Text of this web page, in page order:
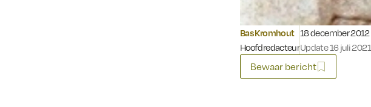
Bas Kromhout
Hoofdredacteur
Gepubliceerd op:
18 december 2012
Update 16 juli 2021
Bewaar bericht